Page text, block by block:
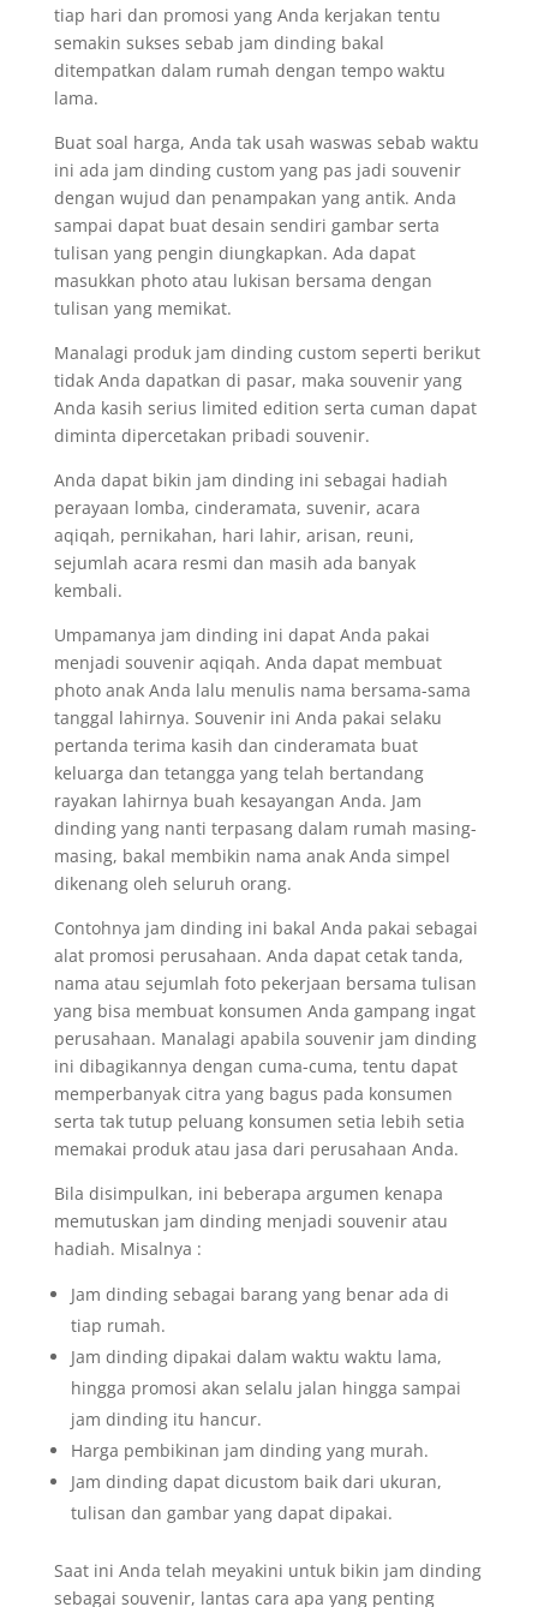
tiap hari dan promosi yang Anda kerjakan tentu
semakin sukses sebab jam dinding bakal
ditempatkan dalam rumah dengan tempo waktu
lama.
Buat soal harga, Anda tak usah waswas sebab waktu
ini ada jam dinding custom yang pas jadi souvenir
dengan wujud dan penampakan yang antik. Anda
sampai dapat buat desain sendiri gambar serta
tulisan yang pengin diungkapkan. Ada dapat
masukkan photo atau lukisan bersama dengan
tulisan yang memikat.
Manalagi produk jam dinding custom seperti berikut
tidak Anda dapatkan di pasar, maka souvenir yang
Anda kasih serius limited edition serta cuman dapat
diminta dipercetakan pribadi souvenir.
Anda dapat bikin jam dinding ini sebagai hadiah
perayaan lomba, cinderamata, suvenir, acara
aqiqah, pernikahan, hari lahir, arisan, reuni,
sejumlah acara resmi dan masih ada banyak
kembali.
Umpamanya jam dinding ini dapat Anda pakai
menjadi souvenir aqiqah. Anda dapat membuat
photo anak Anda lalu menulis nama bersama-sama
tanggal lahirnya. Souvenir ini Anda pakai selaku
pertanda terima kasih dan cinderamata buat
keluarga dan tetangga yang telah bertandang
rayakan lahirnya buah kesayangan Anda. Jam
dinding yang nanti terpasang dalam rumah masing-
masing, bakal membikin nama anak Anda simpel
dikenang oleh seluruh orang.
Contohnya jam dinding ini bakal Anda pakai sebagai
alat promosi perusahaan. Anda dapat cetak tanda,
nama atau sejumlah foto pekerjaan bersama tulisan
yang bisa membuat konsumen Anda gampang ingat
perusahaan. Manalagi apabila souvenir jam dinding
ini dibagikannya dengan cuma-cuma, tentu dapat
memperbanyak citra yang bagus pada konsumen
serta tak tutup peluang konsumen setia lebih setia
memakai produk atau jasa dari perusahaan Anda.
Bila disimpulkan, ini beberapa argumen kenapa
memutuskan jam dinding menjadi souvenir atau
hadiah. Misalnya :
Jam dinding sebagai barang yang benar ada di
tiap rumah.
Jam dinding dipakai dalam waktu waktu lama,
hingga promosi akan selalu jalan hingga sampai
jam dinding itu hancur.
Harga pembikinan jam dinding yang murah.
Jam dinding dapat dicustom baik dari ukuran,
tulisan dan gambar yang dapat dipakai.
Saat ini Anda telah meyakini untuk bikin jam dinding
sebagai souvenir, lantas cara apa yang penting